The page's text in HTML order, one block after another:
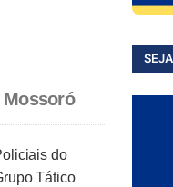
Mossoró
do
Tático